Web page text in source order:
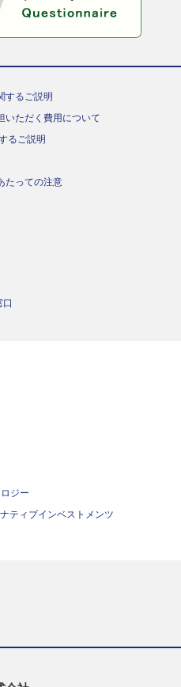
するご説明
いただく費用について
るご説明
たっての注意
口
ジー
ティブインベストメンツ